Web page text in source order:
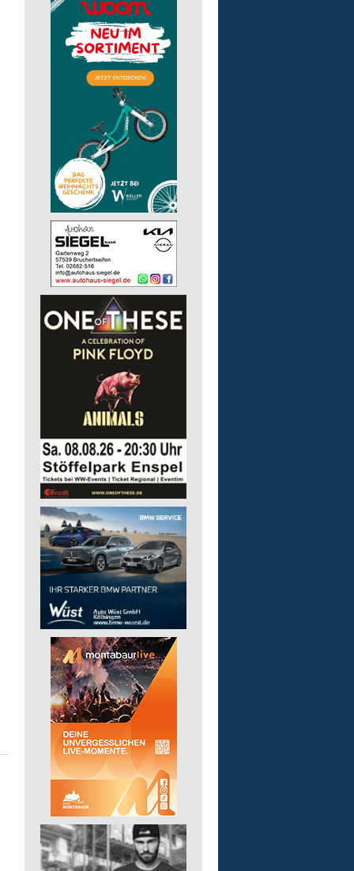
Gruppenleitung (m/w/
Werkstatt
Lebenshilfe im Landkreis